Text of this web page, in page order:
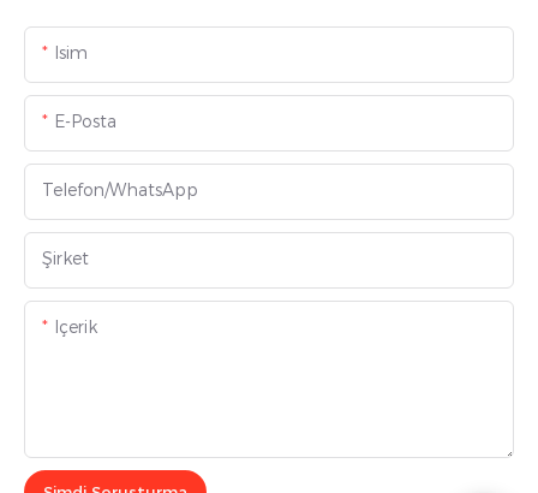
Isim
E-Posta
Telefon/WhatsApp
Şirket
Içerik